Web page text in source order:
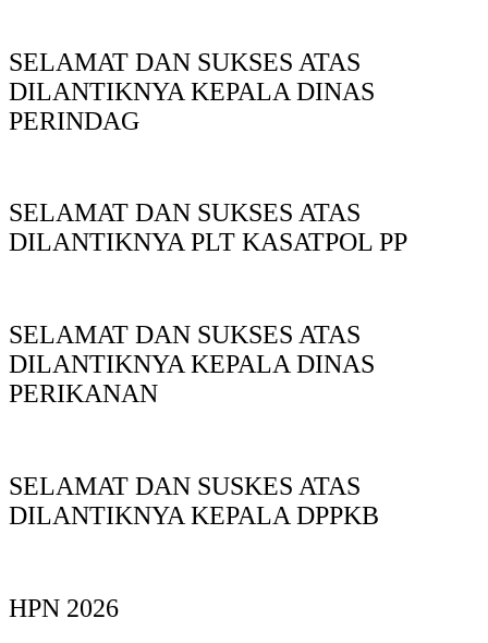
SELAMAT DAN SUKSES ATAS
DILANTIKNYA KEPALA DINAS
PERINDAG
SELAMAT DAN SUKSES ATAS
DILANTIKNYA PLT KASATPOL PP
SELAMAT DAN SUKSES ATAS
DILANTIKNYA KEPALA DINAS
PERIKANAN
SELAMAT DAN SUSKES ATAS
DILANTIKNYA KEPALA DPPKB
HPN 2026